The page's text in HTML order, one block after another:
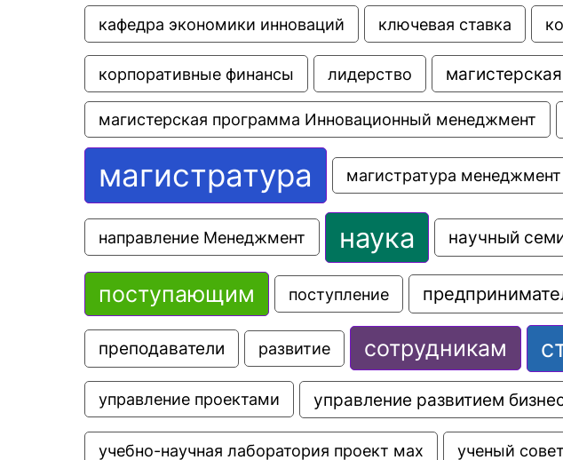
кафедра экономики инноваций ключевая ставка
корпоративные финансы лидерство
магистерская программа Инновационный менеджмент
магистратура магистратура менеджмент
направление Менеджмент наука научный
поступающим поступление
преподаватели развитие сотрудникам
управление проектами управление развитием
учебно-научная лаборатория проект мах ученый совет